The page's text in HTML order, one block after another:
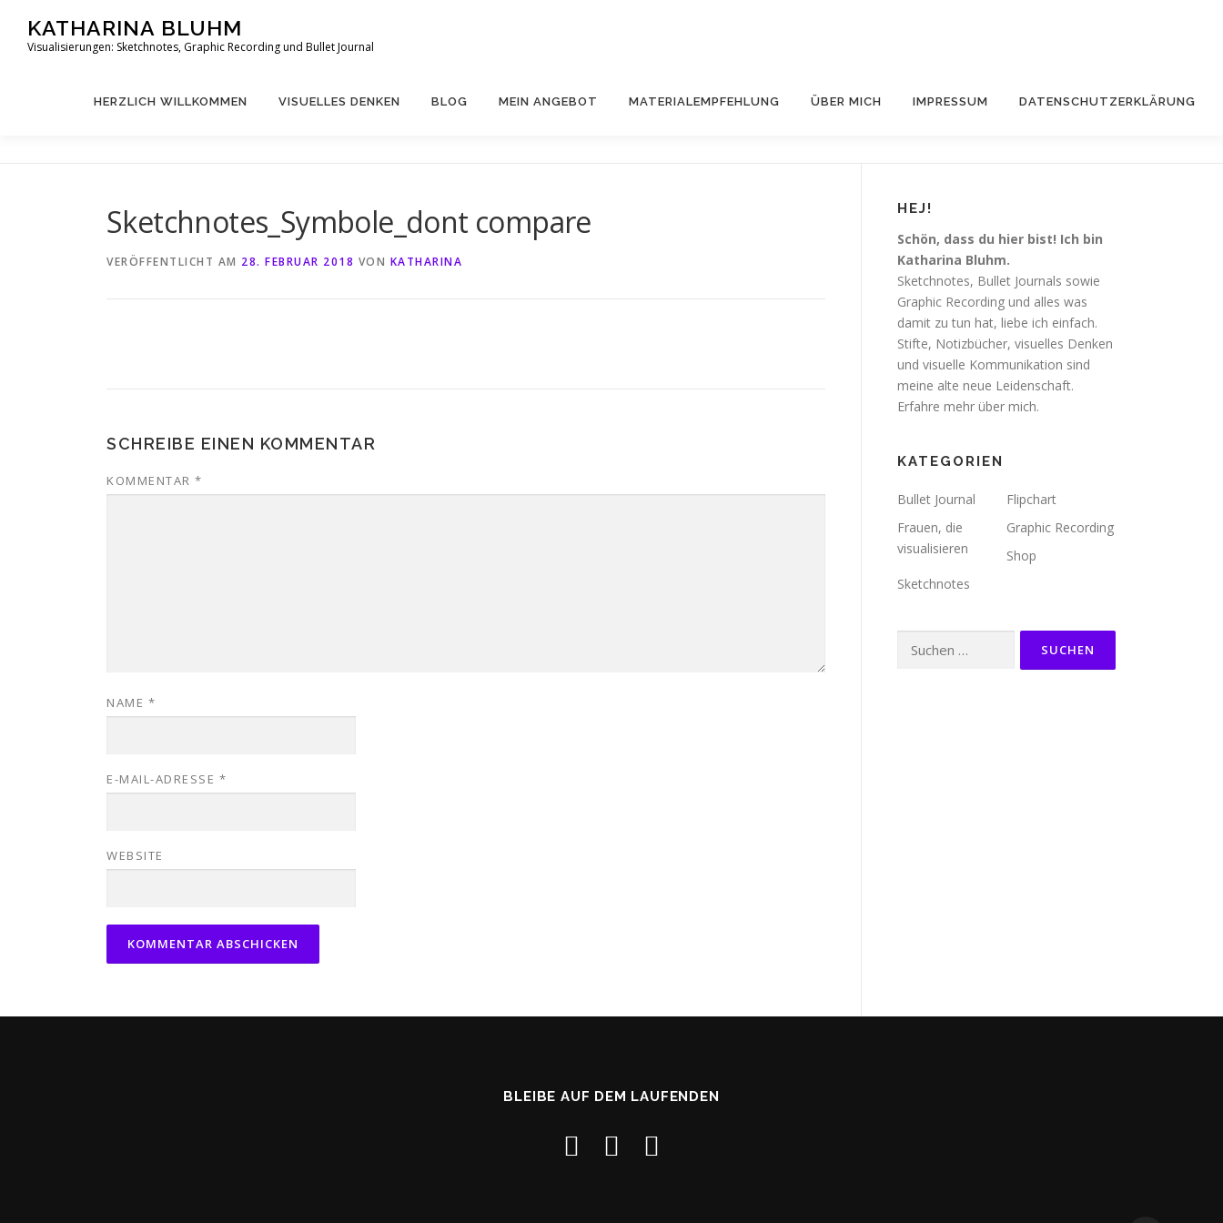
Inhalt
springen
KATHARINA BLUHM
Visualisierungen: Sketchnotes, Graphic Recording und Bullet Journal
HERZLICH WILLKOMMEN VISUELLES DENKEN BLOG MEIN ANGEBOT MATERIALEMPFEHLUNG ÜBER MICH IMPRESSUM DATENSCHUTZERKLÄRUNG
Sketchnotes_Symbole_dont compare
VERÖFFENTLICHT AM 28. FEBRUAR 2018 VON KATHARINA
SCHREIBE EINEN KOMMENTAR
KOMMENTAR *
NAME *
E-MAIL-ADRESSE *
WEBSITE
HEJ!
Schön, dass du hier bist! Ich bin
Katharina Bluhm.
Sketchnotes, Bullet Journals sowie
Graphic Recording und alles was
damit zu tun hat, liebe ich einfach.
Stifte, Notizbücher, visuelles Denken
und visuelle Kommunikation sind
meine alte neue Leidenschaft.
Erfahre mehr über mich.
KATEGORIEN
Bullet Journal
Flipchart
Frauen, die
visualisieren
Graphic Recording
Shop
Sketchnotes
nach:
BLEIBE AUF DEM LAUFENDEN